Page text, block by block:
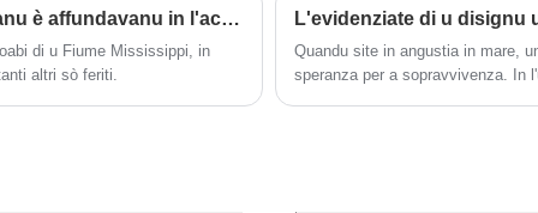
à a pelle è a robba di
I navi di crociera americani scuppiscevanu è affundavanu in l'acqua. Quattru turisti mancanti ùn portanu micca giacche di vita.
di u Fiume Mississippi, in
altri sò feriti.
Quandu site in angustia in mare,
speranza per a sopravvivenza. In